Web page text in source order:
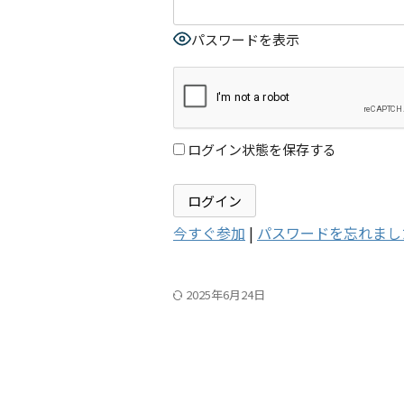
パスワードを表示
ログイン状態を保存する
今すぐ参加 | パスワードを忘れま
2025年6月24日